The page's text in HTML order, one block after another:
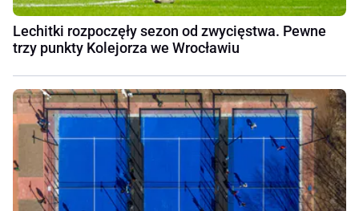
Lechitki rozpoczęły sezon od zwycięstwa. Pewne
trzy punkty Kolejorza we Wrocławiu